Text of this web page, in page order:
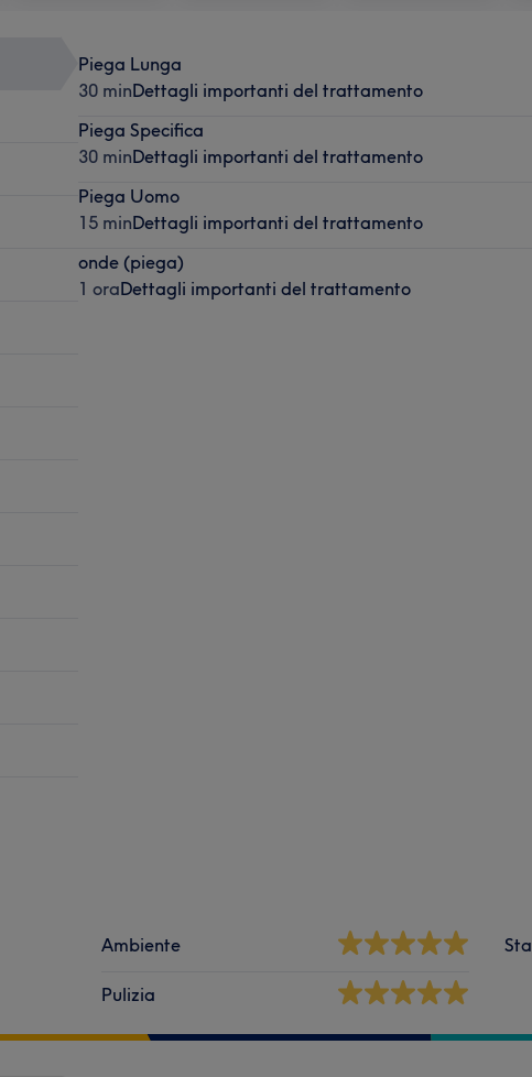
Piega Lunga
30 minDettagli importanti del trattamento
Piega Specifica
30 minDettagli importanti del trattamento
Piega Uomo
15 minDettagli importanti del trattamento
onde (piega)
1 oraDettagli importanti del trattamento
Ambiente
Pulizia